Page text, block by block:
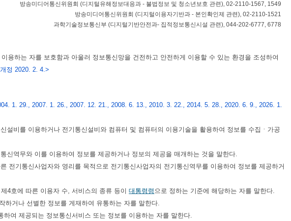
방송미디어통신위원회 (디지털유해정보대응과 - 불법정보 및 청소년보호 관련), 02-2110-1567, 1549
방송미디어통신위원회 (디지털이용자기반과 - 본인확인제 관련), 02-2110-1521
과학기술정보통신부 (디지털기반안전과- 집적정보통신시설 관련), 044-202-6777, 6778
용하는 자를 보호함과 아울러 정보통신망을 건전하고 안전하게 이용할 수 있는 환경을 조성하여
정 2020. 2. 4.>
1. 29., 2007. 1. 26., 2007. 12. 21., 2008. 6. 13., 2010. 3. 22., 2014. 5. 28., 2020. 6. 9., 2026. 1.
설비를 이용하거나 전기통신설비와 컴퓨터 및 컴퓨터의 이용기술을 활용하여 정보를 수집ㆍ가공
신역무와 이를 이용하여 정보를 제공하거나 정보의 제공을 매개하는 것을 말한다.
전기통신사업자와 영리를 목적으로 전기통신사업자의 전기통신역무를 이용하여 정보를 제공하거
4호에 따른 이용자 수, 서비스의 종류 등이 대통령령 으로 정하는 기준에 해당하는 자를 말한다.
하거나 선별한 정보를 게재하여 유통하는 자를 말한다.
여 제공되는 정보통신서비스 또는 정보를 이용하는 자를 말한다.